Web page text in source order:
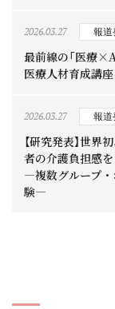
2026.03.27 報道
最前線の「医療
医療人材育成講
2026.03.27 報道
【研究発表】世界
者の介護負担感を
―複数グループ・
験―